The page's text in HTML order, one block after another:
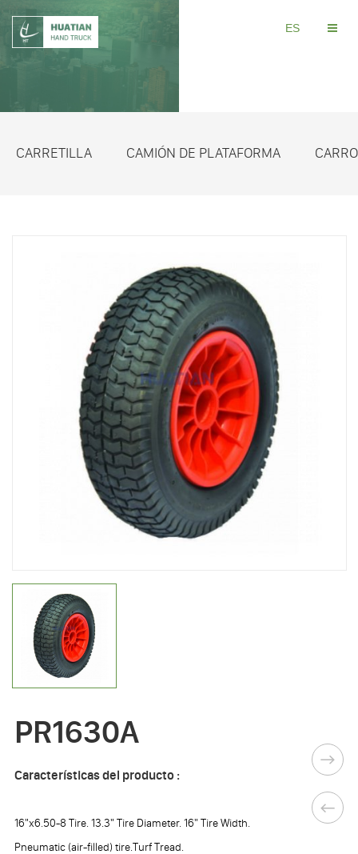
ES
CARRETILLA CAMIÓN DE PLATAFORMA
PR1630A
Características del producto :
16"x6.50-8 Tire. 13.3" Tire Diameter. 16" Tire Width.
Pneumatic (air-filled) tire.Turf Tread.